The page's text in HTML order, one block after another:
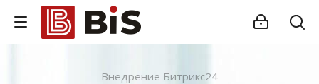
Внедрение Битрикс24